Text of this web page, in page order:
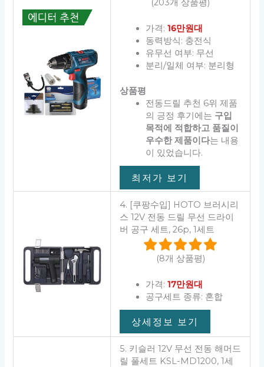
(203개 상품평)
가격: 16만원대
동력방식: 충전식
유무선 여부: 무선
분리/일체 여부: 분리형
상품평
전동드릴 추천 6위 제품
의 긍정 후기에는 구입
목적에 적합하고 품질이
우수한 제품이다는 내용
이 있었습니다.
최저가 보기
4. [쿠팡수입] HOTO 브러시리
스 12V 전동 드릴 무선 드라이
버 공구 세트, 26p, 1세트
(8개 상품평)
가격: 17만원대
공구세트 종류: 혼합
상세정보 보기
5. 키슬러 12V 무선 전동 해머드
릴 풀세트 KSL-MD1200, 1세